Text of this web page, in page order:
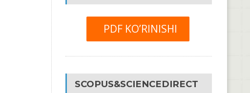
PDF KO’RINISHI
SCOPUS&SCIENCEDIRECT